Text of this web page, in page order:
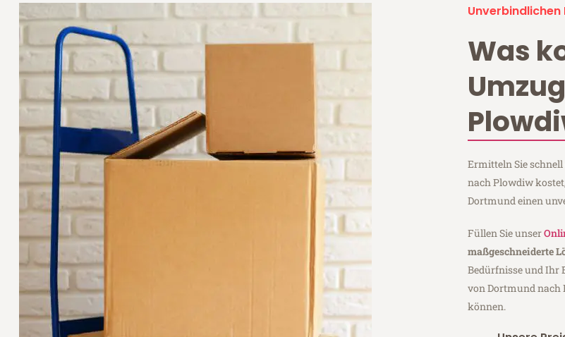
Was
Ermitteln Sie
nach Plowdiw
Dortmund einen
Füllen Sie unser
maßgeschneiderte
Bedürfnisse und Ihr
von Dortmund
können.